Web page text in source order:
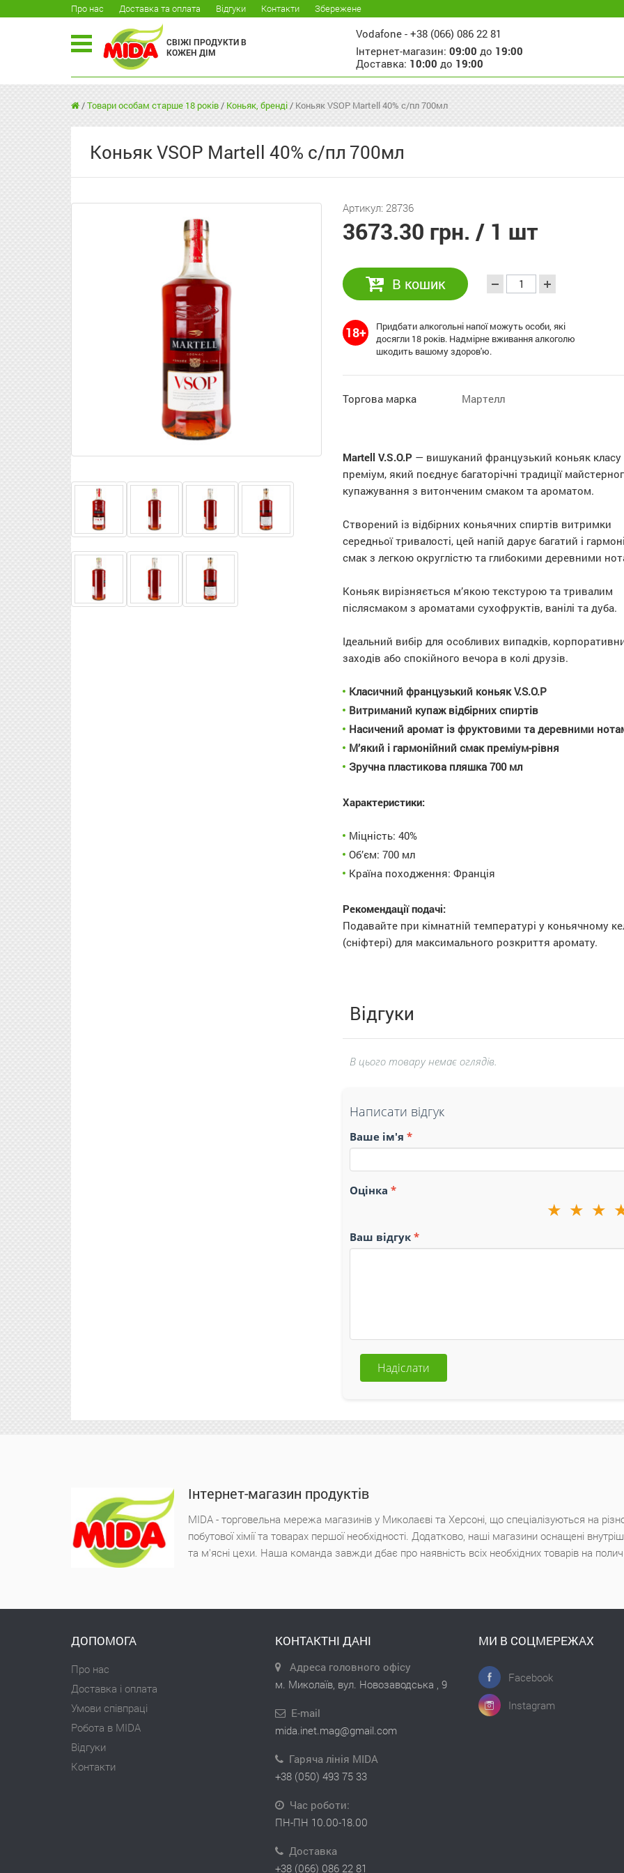
Про нас Доставка та оплата Відгуки Контакти Збережене
СВІЖІ ПРОДУКТИ В
КОЖЕН ДІМ
Vodafone - +38 (066) 086 22 81
Інтернет-магазин: 09:00 до 19:00
Доставка: 10:00 до 19:00
/Товари особам старше 18 років/ Коньяк, бренді/ Коньяк VSOP Martell 40% с/пл 700мл
Коньяк VSOP Martell 40% с/пл 700мл
Артикул: 28736
3673.30 грн. / 1 шт
В кошик
18+
Придбати алкогольні напої можуть особи, які
досягли 18 років. Надмірне вживання алкоголю
шкодить вашому здоров'ю.
Торгова марка Мартелл
Martell V.S.O.P — вишуканий французький коньяк класу
преміум, який поєднує багаторічні традиції
купажування з витонченим смаком та ароматом.
Створений із відбірних коньячних спиртів витримки
середньої тривалості, цей напій дарує багатий і
смак з легкою округлістю та глибокими деревними
Коньяк вирізняється м’якою текстурою та тривалим
післясмаком з ароматами сухофруктів, ванілі та дуба.
Ідеальний вибір для особливих випадків,
заходів або спокійного вечора в колі друзів.
Класичний французький коньяк V.S.O.P
Витриманий купаж відбірних спиртів
Насичений аромат із фруктовими та деревними
М’який і гармонійний смак преміум-рівня
Зручна пластикова пляшка 700 мл
Характеристики:
Міцність: 40%
Об’єм: 700 мл
Країна походження: Франція
Рекомендації подачі:
Подавайте при кімнатній температурі у коньячному
(сніфтері) для максимального розкриття аромату.
Відгуки
В цього товару немає оглядів.
Написати відгук
Ваше ім'я
Оцінка
★
★
★
Ваш відгук
Надіслати
Інтернет-магазин продуктів
MIDA - торговельна мережа магазинів у Миколаєві та Херсоні, що спеціалізуються на
побутової хімії та товарах першої необхідності. Додатково, наші магазини оснащені
та м'ясні цехи. Наша команда завжди дбає про наявність всіх необхідних товарів на
ДОПОМОГА
Про нас
Доставка і оплата
Умови співпраці
Робота в MIDA
Відгуки
Контакти
КОНТАКТНІ ДАНІ
Адреса головного офісу
м. Миколаїв, вул. Новозаводська , 9
E-mail
mida.inet.mag@gmail.com
Гаряча лінія MIDA
+38 (050) 493 75 33
Час роботи:
ПН-ПН 10.00-18.00
Доставка
+38 (066) 086 22 81
МИ В СОЦМЕРЕЖАХ
Facebook
Instagram